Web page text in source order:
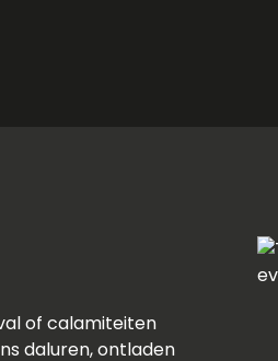
of calamiteiten
daluren, ontladen